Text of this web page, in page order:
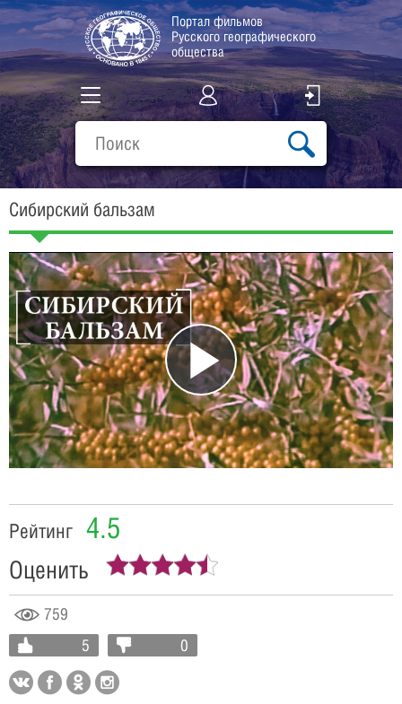
Портал фильмов
Русского географического
общества
Все фильмы
Подборки
О проекте
Сибирский бальзам
Play
Video
759
5
0
Рейтинг 4.5
Оценить